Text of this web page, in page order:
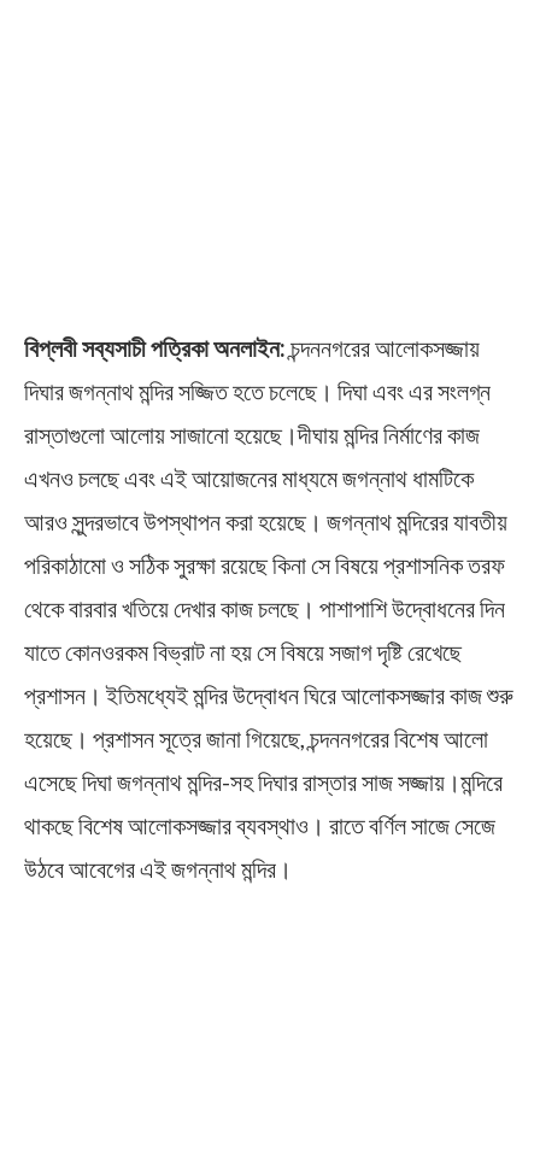
বিপ্লবী সব্যসাচী পত্রিকা অনলাইন:চন্দননগরের আলোকসজ্জায়
দিঘার জগন্নাথ মন্দির সজ্জিত হতে চলেছে। দিঘা এবং এর সংলগ্ন
রাস্তাগুলো আলোয় সাজানো হয়েছে।দীঘায় মন্দির নির্মাণের কাজ
এখনও চলছে এবং এই আয়োজনের মাধ্যমে জগন্নাথ ধামটিকে
আরও সুন্দরভাবে উপস্থাপন করা হয়েছে। জগন্নাথ মন্দিরের যাবতীয়
পরিকাঠামো ও সঠিক সুরক্ষা রয়েছে কিনা সে বিষয়ে প্রশাসনিক তরফ
থেকে বারবার খতিয়ে দেখার কাজ চলছে। পাশাপাশি উদ্বোধনের দিন
যাতে কোনওরকম বিভ্রাট না হয় সে বিষয়ে সজাগ দৃষ্টি রেখেছে
প্রশাসন। ইতিমধ্যেই মন্দির উদ্বোধন ঘিরে আলোকসজ্জার কাজ শুরু
হয়েছে। প্রশাসন সূত্রে জানা গিয়েছে, চন্দননগরের বিশেষ আলো
এসেছে দিঘা জগন্নাথ মন্দির-সহ দিঘার রাস্তার সাজ সজ্জায়।মন্দিরে
থাকছে বিশেষ আলোকসজ্জার ব্যবস্থাও। রাতে বর্ণিল সাজে সেজে
উঠবে আবেগের এই জগন্নাথ মন্দির।